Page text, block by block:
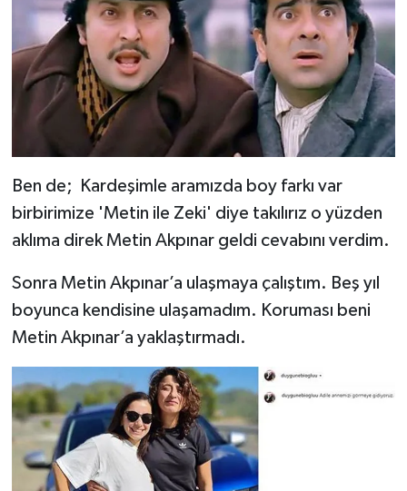
Ben de; Kardeşimle aramızda boy farkı var
birbirimize 'Metin ile Zeki' diye takılırız o yüzden
aklıma direk Metin Akpınar geldi cevabını verdim.
Sonra Metin Akpınar’a ulaşmaya çalıştım. Beş yıl
boyunca kendisine ulaşamadım. Koruması beni
Metin Akpınar’a yaklaştırmadı.